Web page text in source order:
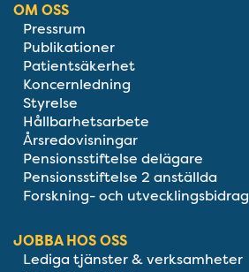
OM OSS
Pressrum
Publikationer
Patientsäkerhet
Koncernledning
Styrelse
Hållbarhetsarbete
Årsredovisningar
Pensionsstiftelse delägare
Pensionsstiftelse 2 anställda
Forskning- och utvecklingsbidrag
JOBBA HOS OSS
Lediga tjänster & verksamheter